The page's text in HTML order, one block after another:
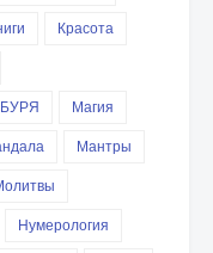
Красота
Магия
Мантры
Нумерология